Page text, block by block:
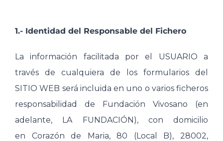
1.- Identidad del Responsable del Fichero
La información facilitada por el USUARIO a
través de cualquiera de los formularios del
SITIO WEB será incluida en uno o varios ficheros
responsabilidad de Fundación Vivosano (en
adelante, LA FUNDACIÓN), con domicilio
en Corazón de Maria, 80 (Local B), 28002,